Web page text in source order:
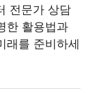
전문가 상담
한 활용법과
래를 준비하세